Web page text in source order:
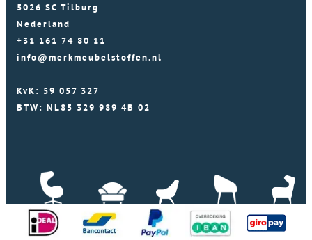
5026 SC Tilburg
Nederland
+31 161 74 80 11
info@merkmeubelstoffen.nl
KvK: 59 057 327
BTW: NL85 329 989 4B 02